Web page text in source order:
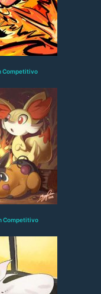
Competitivo
Competitivo